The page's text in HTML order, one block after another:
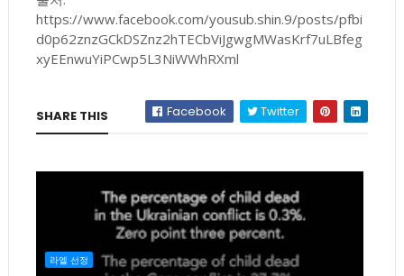
https://www.facebook.com/yousub.shin.9/posts/pfbi
d0p62znzGCkDSZnz2hTECbViJgwgMWasKrf7uLBfeg
xyEEnwuYiPCwp5L3NiWWhRXml
SHARE THIS Facebook Twitter
라엘 선정